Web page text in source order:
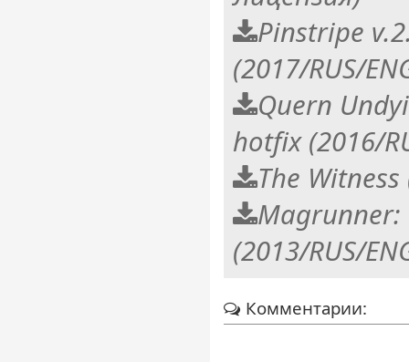
Pinstripe
(2017/RUS/
Quern
hotfix (2016/
The Witness
Magrunner:
(2013/RUS/
Комментарии: